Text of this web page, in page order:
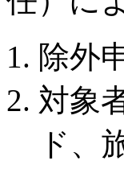
除外
対象
ド、